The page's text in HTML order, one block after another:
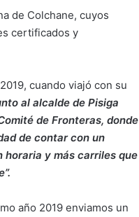
de Colchane, cuyos
certificados y
cuando viajó con su
al alcalde de Pisiga
de Fronteras, donde
de contar con un
horaria y más carriles que
año 2019 enviamos un